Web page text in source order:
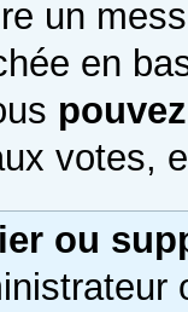
un
en
pouvez
votes,
ou